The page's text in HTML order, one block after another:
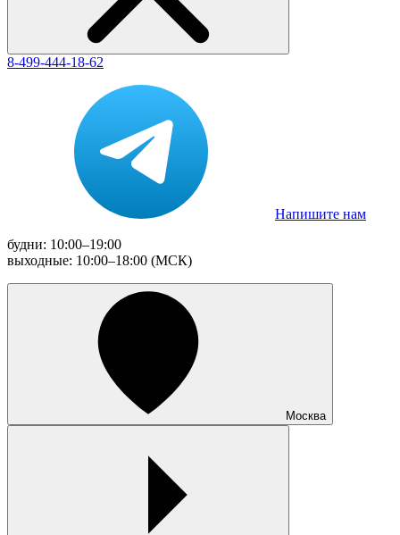
8-499-444-18-62
Напишите нам
будни: 10:00–19:00
выходные: 10:00–18:00 (МСК)
Москва